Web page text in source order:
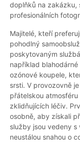
doplňků na zakázku,
profesionálních
Majitelé, kteří
pohodlný
poskytovaným
například
ozónové koupele,
srsti. V provozovně
přátelskou
zklidňujících léčiv.
osobně, aby získali
služby jsou vedeny
neustálou snahou o